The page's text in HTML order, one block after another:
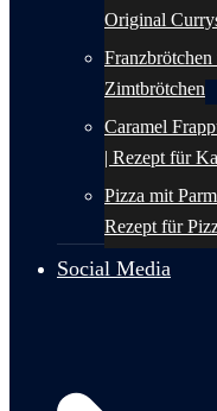
Original
Zimtbrötchen
Caramel
| Rezept für
Pizza mit
Rezept für
Social Media